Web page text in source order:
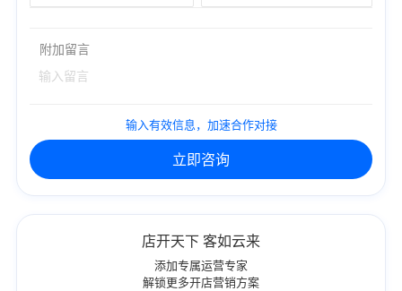
附加留言
输入有效信息，加速合作对接
立即咨询
店开天下 客如云来
添加专属运营专家
解锁更多开店营销方案